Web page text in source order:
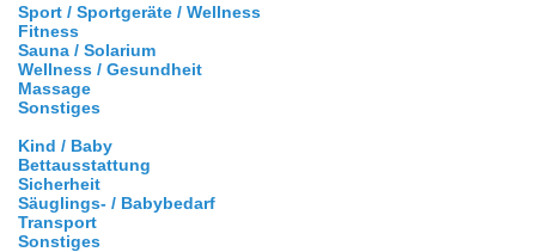
Sport / Sportgeräte / Wellness
Fitness
Sauna / Solarium
Wellness / Gesundheit
Massage
Sonstiges
Kind / Baby
Bettausstattung
Sicherheit
Säuglings- / Babybedarf
Transport
Sonstiges